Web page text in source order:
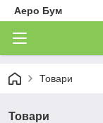
Аеро Бум
Товари
Товари